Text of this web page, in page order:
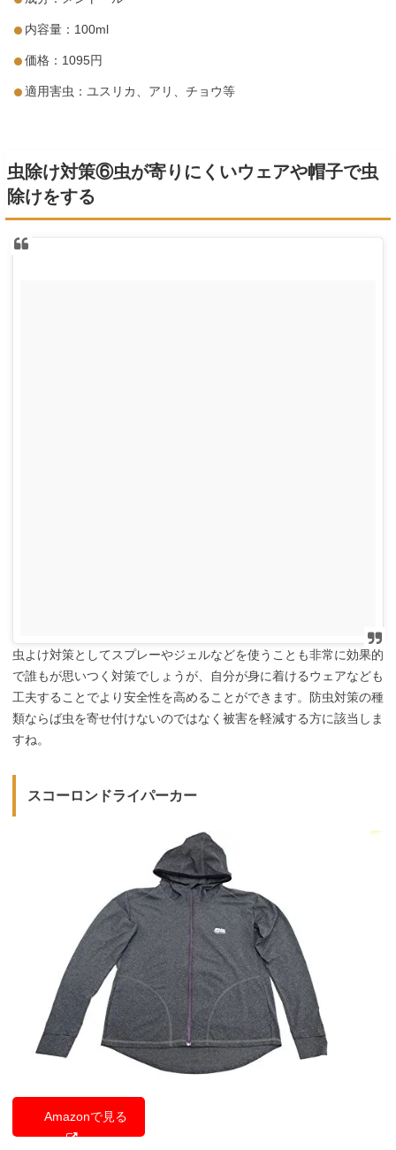
内容量：100ml
価格：1095円
適用害虫：ユスリカ、アリ、チョウ等
虫除け対策⑥虫が寄りにくいウェアや帽子で虫
除けをする
虫よけ対策としてスプレーやジェルなどを使うことも非常に効果的
で誰もが思いつく対策でしょうが、自分が身に着けるウェアなども
工夫することでより安全性を高めることができます。防虫対策の種
類ならば虫を寄せ付けないのではなく被害を軽減する方に該当しま
すね。
スコーロンドライパーカー
Amazonで見る